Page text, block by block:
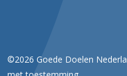
©2026 Goede Doelen